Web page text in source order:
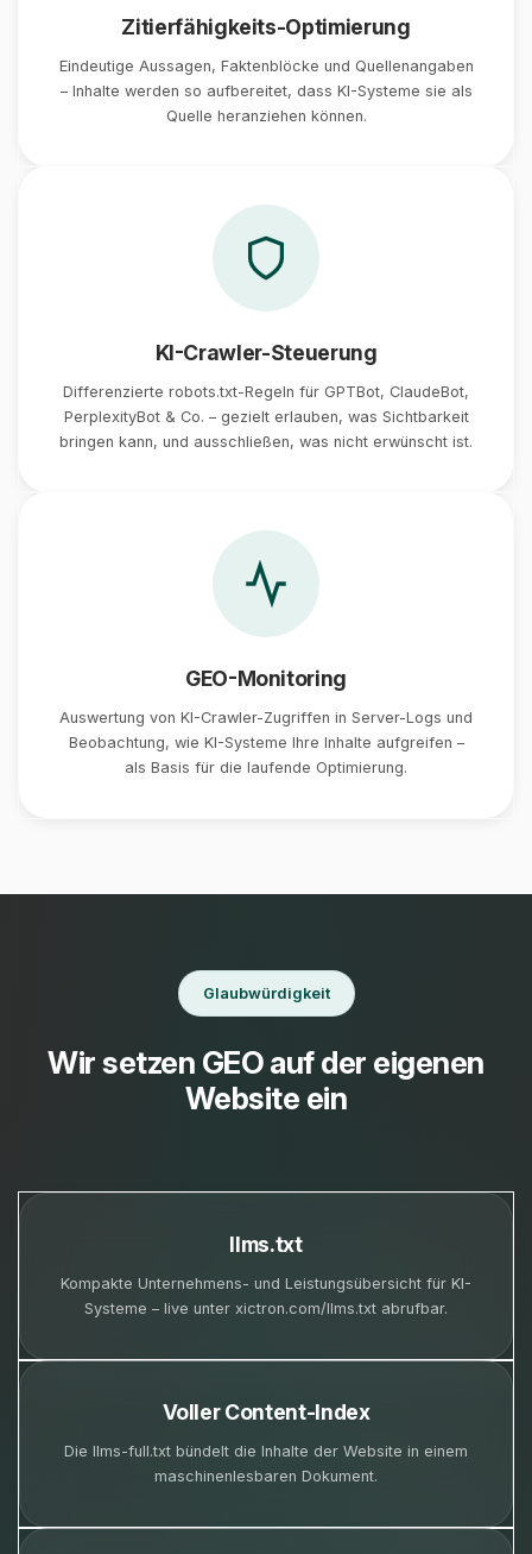
Zitierfähigkeits-Optimierung
Eindeutige Aussagen, Faktenblöcke und Quellenangaben
– Inhalte werden so aufbereitet, dass KI-Systeme sie als
Quelle heranziehen können.
KI-Crawler-Steuerung
Differenzierte robots.txt-Regeln für GPTBot, ClaudeBot,
PerplexityBot & Co. – gezielt erlauben, was Sichtbarkeit
bringen kann, und ausschließen, was nicht erwünscht ist.
GEO-Monitoring
Auswertung von KI-Crawler-Zugriffen in Server-Logs und
Beobachtung, wie KI-Systeme Ihre Inhalte aufgreifen –
als Basis für die laufende Optimierung.
Glaubwürdigkeit
Wir setzen GEO auf der eigenen
Website ein
llms.txt
Kompakte Unternehmens- und Leistungsübersicht für KI-
Systeme – live unter xictron.com/llms.txt abrufbar.
Voller Content-Index
Die llms-full.txt bündelt die Inhalte der Website in einem
maschinenlesbaren Dokument.